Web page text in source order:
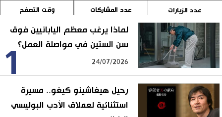
عدد الزيارات عدد المشاركات وقت التصفح
1
لماذا يرغب معظم اليابانيين فوق
سن الستين في مواصلة العمل؟
24/07/2026
رحيل هيغاشينو كيغو.. مسيرة
استثنائية لعملاق الأدب البوليسي